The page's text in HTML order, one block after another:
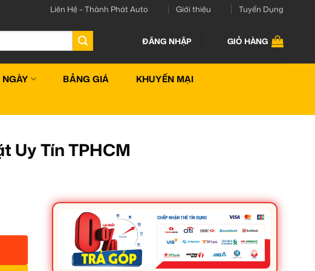
Liên Hệ – Thành Phát Auto Giới thiệu Tuyển Dụng
ĐĂNG NHẬP GIỎ HÀNG
BẢNG GIÁ KHUYẾN MẠI
Uy Tín TPHCM